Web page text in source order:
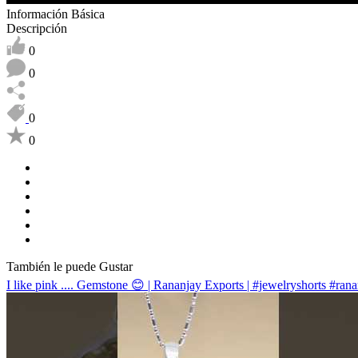
Información Básica
Descripción
0
0
0
0
También le puede Gustar
I like pink .... Gemstone 😊 | Rananjay Exports | #jewelryshorts